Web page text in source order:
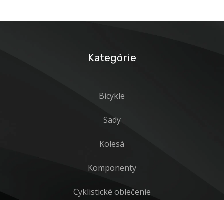
Kategórie
Bicykle
Sady
Kolesá
Komponenty
Cyklistické oblečenie